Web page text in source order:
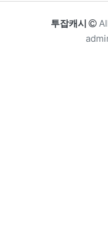
카피라이트
투잡캐시